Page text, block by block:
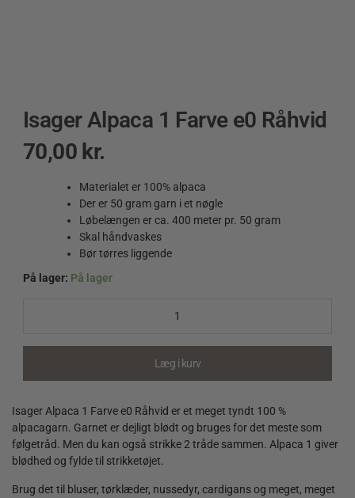
Isager Alpaca 1 Farve e0 Råhvid
70,00 kr.
Materialet er 100% alpaca
Der er 50 gram garn i et nøgle
Løbelængen er ca. 400 meter pr. 50 gram
Skal håndvaskes
Bør tørres liggende
På lager: På lager
Isager
Læg i kurv
Isager Alpaca 1 Farve e0 Råhvid er et meget tyndt 100 %
alpacagarn. Garnet er dejligt blødt og bruges for det meste som
følgetråd. Men du kan også strikke 2 tråde sammen. Alpaca 1 giver
blødhed og fylde til strikketøjet.
Brug det til bluser, tørklæder, nussedyr, cardigans og meget, meget